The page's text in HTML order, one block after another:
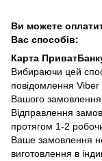
Ви можете
Вас способів:
Карта
Вибираючи цей
повідомлення Viber
Вашого
Відправлення
протягом 1-2
Ваше замовлення
виготовлення в